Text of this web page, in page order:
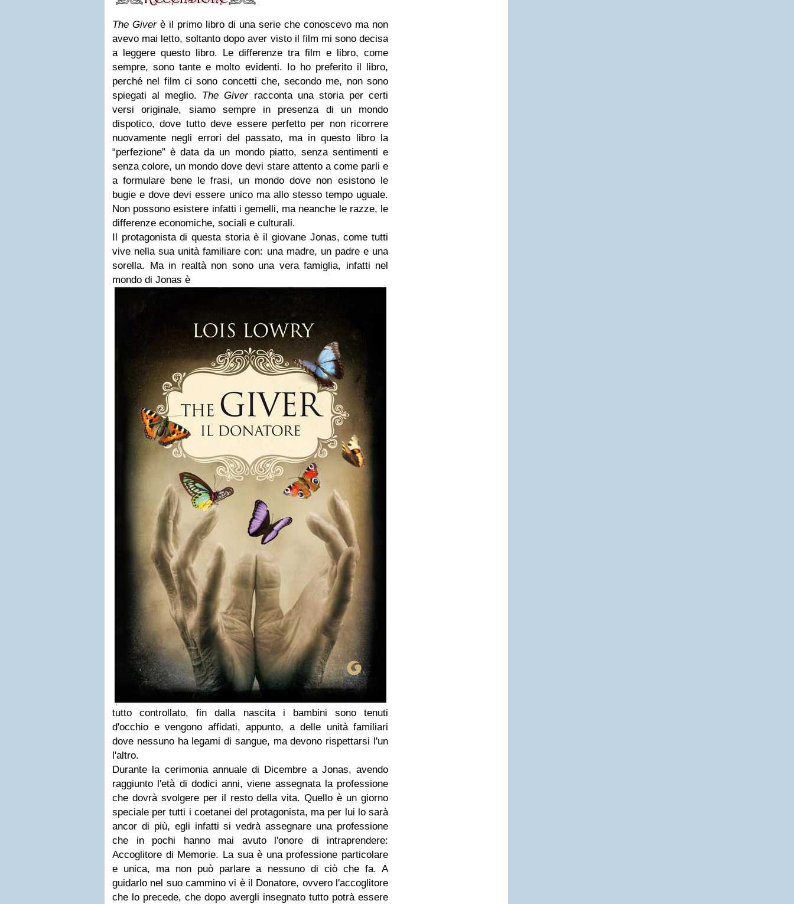
The Giverè il primo libro di una serie che conoscevo ma non
avevo mai letto, soltanto dopo aver visto il film mi sono decisa
a leggere questo libro. Le differenze tra film e libro, come
sempre, sono tante e molto evidenti. Io ho preferito il libro,
perché nel film ci sono concetti che, secondo me, non sono
spiegati al meglio. The Giverracconta una storia per certi
versi originale, siamo sempre in presenza di un mondo
dispotico, dove tutto deve essere perfetto per non ricorrere
nuovamente negli errori del passato, ma in questo libro la
“perfezione” è data da un mondo piatto, senza sentimenti e
senza colore, un mondo dove devi stare attento a come parli e
a formulare bene le frasi, un mondo dove non esistono le
bugie e dove devi essere unico ma allo stesso tempo uguale.
Non possono esistere infatti i gemelli, ma neanche le razze, le
differenze economiche, sociali e culturali.
Il protagonista di questa storia è il giovane Jonas, come tutti
vive nella sua unità familiare con: una madre, un padre e una
sorella. Ma in realtà non sono una vera famiglia, infatti nel
mondo di Jonas è
tutto controllato, fin dalla nascita i bambini sono tenuti
d'occhio e vengono affidati, appunto, a delle unità familiari
dove nessuno ha legami di sangue, ma devono rispettarsi l'un
l'altro.
Durante la cerimonia annuale di Dicembre a Jonas, avendo
raggiunto l'età di dodici anni, viene assegnata la professione
che dovrà svolgere per il resto della vita. Quello è un giorno
speciale per tutti i coetanei del protagonista, ma per lui lo sarà
ancor di più, egli infatti si vedrà assegnare una professione
che in pochi hanno mai avuto l'onore di intraprendere:
Accoglitore di Memorie. La sua è una professione particolare
e unica, ma non può parlare a nessuno di ciò che fa. A
guidarlo nel suo cammino vi è il Donatore, ovvero l'accoglitore
che lo precede, che dopo avergli insegnato tutto potrà essere